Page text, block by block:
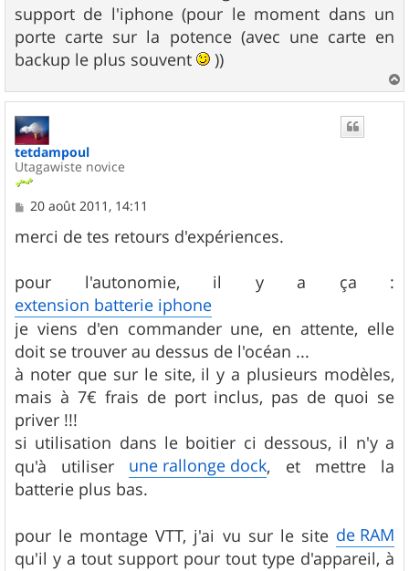
support de l'iphone (pour le moment dans un
porte carte sur la potence (avec une carte en
backup le plus souvent
))
a
u
tetdampoul
Utagawiste novice
M
s
s
g
e
20 août 2011, 14:11
merci de tes retours d'expériences.
pour l'autonomie, il y a ça :
extension batterie iphone
je viens d'en commander une, en attente, elle
doit se trouver au dessus de l'océan ...
à noter que sur le site, il y a plusieurs modèles,
mais à 7€ frais de port inclus, pas de quoi se
priver !!!
si utilisation dans le boitier ci dessous, il n'y a
qu'à utiliser une rallonge dock, et mettre la
batterie plus bas.
pour le montage VTT, j'ai vu sur le site de RAM
qu'il y a tout support pour tout type d'appareil, à